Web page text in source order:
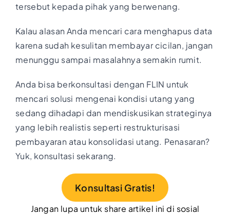
tersebut kepada pihak yang berwenang.
Kalau alasan Anda mencari cara menghapus data
karena sudah kesulitan membayar cicilan, jangan
menunggu sampai masalahnya semakin rumit.
Anda bisa berkonsultasi dengan FLIN untuk
mencari solusi mengenai kondisi utang yang
sedang dihadapi dan mendiskusikan strateginya
yang lebih realistis seperti restrukturisasi
pembayaran atau konsolidasi utang. Penasaran?
Yuk, konsultasi sekarang.
Konsultasi Gratis!
Jangan lupa untuk share artikel ini di sosial